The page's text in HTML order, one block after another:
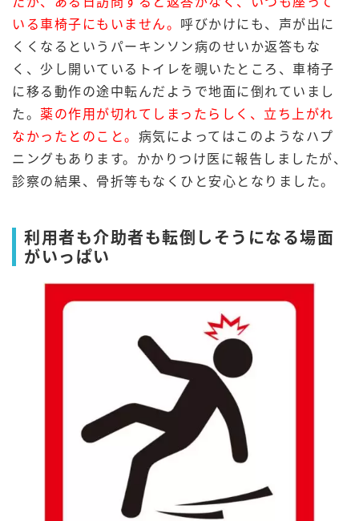
いる車椅子にもいません。 呼びかけにも、声が出に
くくなるというパーキンソン病のせいか返答もな
く、少し開いているトイレを覗いたところ、車椅子
に移る動作の途中転んだようで地面に倒れていまし
た。 薬の作用が切れてしまったらしく、立ち上がれ
なかったとのこと。 病気によってはこのようなハプ
ニングもあります。かかりつけ医に報告しましたが、
診察の結果、骨折等もなくひと安心となりました。
利用者も介助者も転倒しそうになる場面
がいっぱい